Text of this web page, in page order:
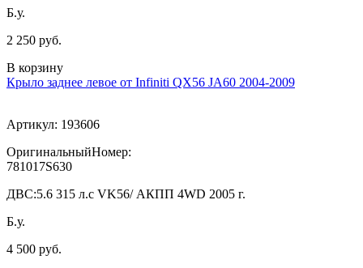
Б.у.
2 250 руб.
В корзину
Крыло заднее левое от Infiniti QX56 JA60 2004-2009
Артикул: 193606
ОригинальныйНомер:
781017S630
ДВС:5.6 315 л.с VK56/ АКПП 4WD 2005 г.
Б.у.
4 500 руб.